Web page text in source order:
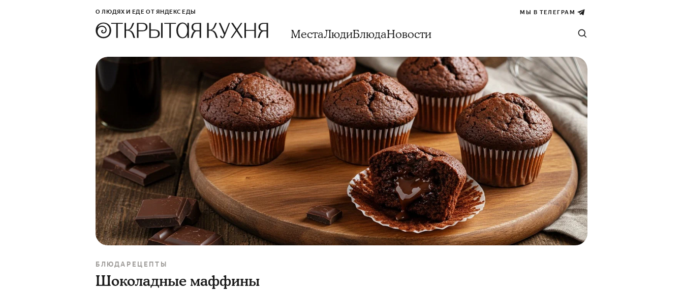
О ЛЮДЯХ И ЕДЕ ОТ ЯНДЕКС ЕДЫ МЫ В ТЕЛЕГРАМ
МестаЛюдиБлюдаНовости
БЛЮДА РЕЦЕПТЫ
Шоколадные маффины